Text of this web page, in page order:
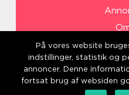
På vores website
indstillinger, statistik og
annoncer. Denne
fortsat brug af websiden